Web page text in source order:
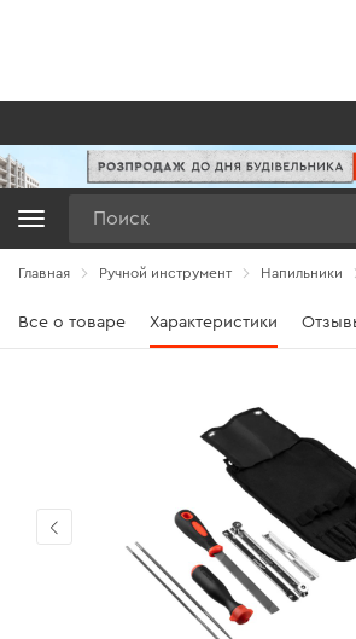
Главная Ручной инструмент Напильники
Все о товаре Характеристики